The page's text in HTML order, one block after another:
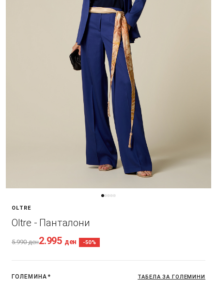
OLTRE
Oltre - Панталони
5.990ден2.995 ден -50%
ГОЛЕМИНА * ТАБЕЛА ЗА ГОЛЕМИНИ